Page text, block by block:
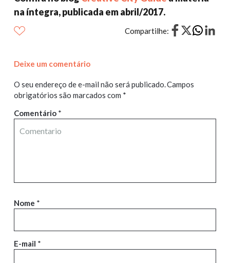
na íntegra, publicada em abril/2017.
Compartilhe:
Deixe um comentário
O seu endereço de e-mail não será publicado. Campos
obrigatórios são marcados com *
Comentário *
Nome *
E-mail *